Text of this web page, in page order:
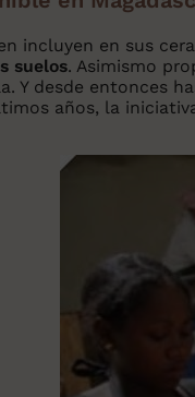
incluyen en sus
suelos. Asimismo
Y desde entonces
años, la